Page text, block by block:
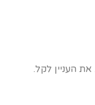
העניין לקל.